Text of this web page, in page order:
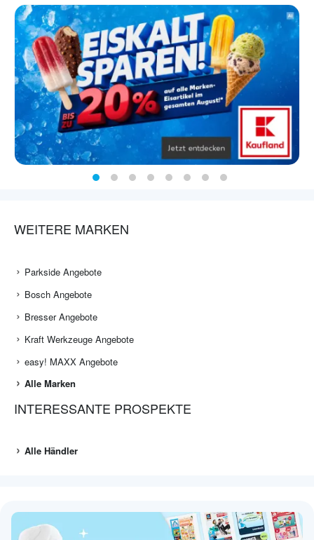
WEITERE MARKEN
Parkside Angebote
Bosch Angebote
Bresser Angebote
Kraft Werkzeuge Angebote
easy! MAXX Angebote
Alle Marken
INTERESSANTE PROSPEKTE
Alle Händler